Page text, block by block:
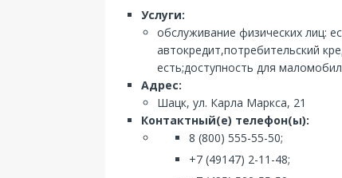
Услуги:
обслуживание физических лиц:
автокредит,потребительский
есть;доступность для
Адрес:
Шацк, ул. Карла Маркса, 21
Контактный(е) телефон(ы):
8 (800) 555-55-50;
+7 (49147) 2-11-48;